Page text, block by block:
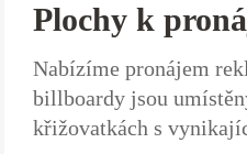
Plochy k
Nabízíme pronájem
billboardy jsou
křižovatkách s